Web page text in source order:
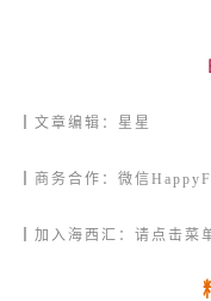
┃文章编辑：星星
┃商务合作：微信
┃加入海西汇：请点击菜